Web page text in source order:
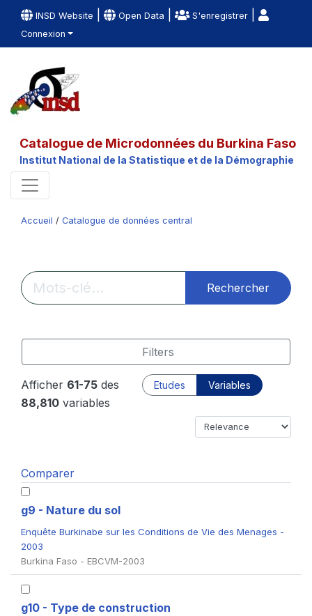
INSD Website Open Data S'enregistrer
Connexion
Catalogue de Microdonnées du Burkina Faso
Institut National de la Statistique et de la Démographie
Accueil / Catalogue de données central
Rechercher
Filters
Afficher 61-75 des
88,810 variables
Etudes Variables
Comparer
g9 - Nature du sol
Enquête Burkinabe sur les Conditions de Vie des Menages -
2003
Burkina Faso - EBCVM-2003
g10 - Type de construction